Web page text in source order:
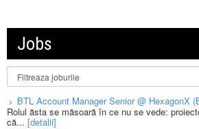
Jobs
BTL Account Manager Senior @ HexagonX
Rolul ăsta se măsoară în ce nu se vede:
că... [detalii]